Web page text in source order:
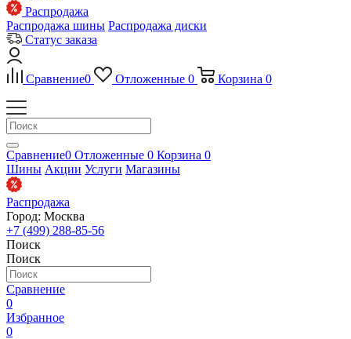
Распродажа
Распродажа шины Распродажа диски
Статус заказа
Сравнение0 Отложенные 0 Корзина 0
Сравнение0 Отложенные 0 Корзина 0
Шины Акции Услуги Магазины
Распродажа
Город: Москва
+7 (499) 288-85-56
Поиск
Поиск
Сравнение
0
Избранное
0